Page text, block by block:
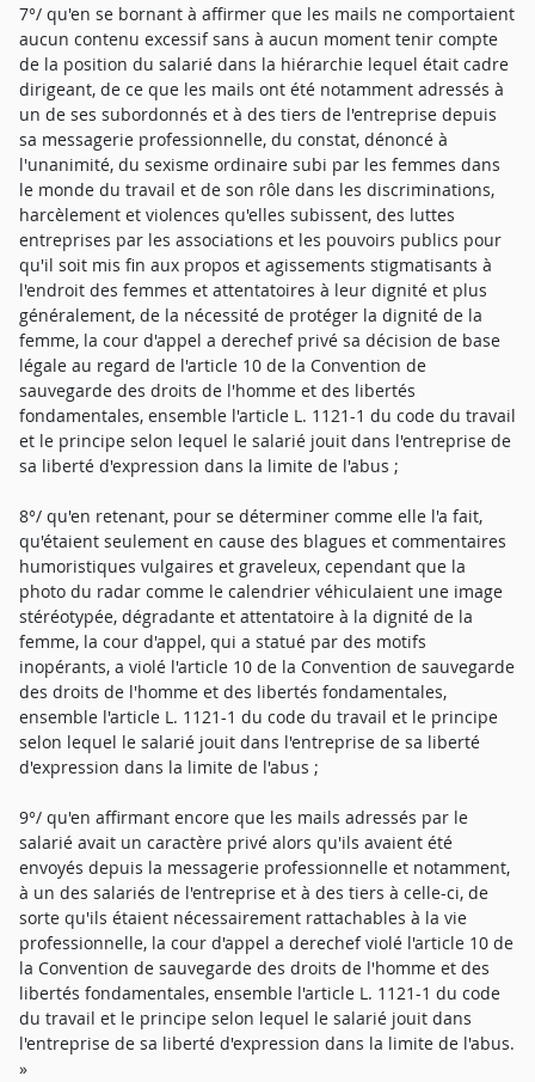
7°/ qu'en se bornant à affirmer que les mails ne comportaient
aucun contenu excessif sans à aucun moment tenir compte
de la position du salarié dans la hiérarchie lequel était cadre
dirigeant, de ce que les mails ont été notamment adressés à
un de ses subordonnés et à des tiers de l'entreprise depuis
sa messagerie professionnelle, du constat, dénoncé à
l'unanimité, du sexisme ordinaire subi par les femmes dans
le monde du travail et de son rôle dans les discriminations,
harcèlement et violences qu'elles subissent, des luttes
entreprises par les associations et les pouvoirs publics pour
qu'il soit mis fin aux propos et agissements stigmatisants à
l'endroit des femmes et attentatoires à leur dignité et plus
généralement, de la nécessité de protéger la dignité de la
femme, la cour d'appel a derechef privé sa décision de base
légale au regard de l'article 10 de la Convention de
sauvegarde des droits de l'homme et des libertés
fondamentales, ensemble l'article L. 1121-1 du code du travail
et le principe selon lequel le salarié jouit dans l'entreprise de
sa liberté d'expression dans la limite de l'abus ;
8°/ qu'en retenant, pour se déterminer comme elle l'a fait,
qu'étaient seulement en cause des blagues et commentaires
humoristiques vulgaires et graveleux, cependant que la
photo du radar comme le calendrier véhiculaient une image
stéréotypée, dégradante et attentatoire à la dignité de la
femme, la cour d'appel, qui a statué par des motifs
inopérants, a violé l'article 10 de la Convention de sauvegarde
des droits de l'homme et des libertés fondamentales,
ensemble l'article L. 1121-1 du code du travail et le principe
selon lequel le salarié jouit dans l'entreprise de sa liberté
d'expression dans la limite de l'abus ;
9°/ qu'en affirmant encore que les mails adressés par le
salarié avait un caractère privé alors qu'ils avaient été
envoyés depuis la messagerie professionnelle et notamment,
à un des salariés de l'entreprise et à des tiers à celle-ci, de
sorte qu'ils étaient nécessairement rattachables à la vie
professionnelle, la cour d'appel a derechef violé l'article 10 de
la Convention de sauvegarde des droits de l'homme et des
libertés fondamentales, ensemble l'article L. 1121-1 du code
du travail et le principe selon lequel le salarié jouit dans
l'entreprise de sa liberté d'expression dans la limite de l'abus.
»